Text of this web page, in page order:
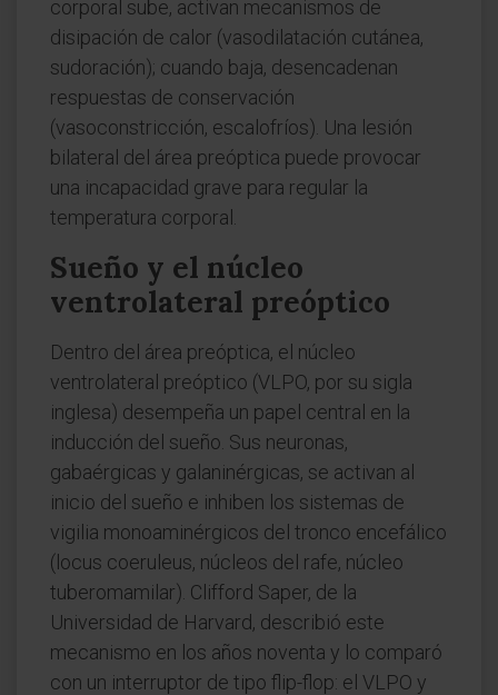
corporal sube, activan mecanismos de
disipación de calor (vasodilatación cutánea,
sudoración); cuando baja, desencadenan
respuestas de conservación
(vasoconstricción, escalofríos). Una lesión
bilateral del área preóptica puede provocar
una incapacidad grave para regular la
temperatura corporal.
Sueño y el núcleo
ventrolateral preóptico
Dentro del área preóptica, el núcleo
ventrolateral preóptico (VLPO, por su sigla
inglesa) desempeña un papel central en la
inducción del sueño. Sus neuronas,
gabaérgicas y galaninérgicas, se activan al
inicio del sueño e inhiben los sistemas de
vigilia monoaminérgicos del tronco encefálico
(locus coeruleus, núcleos del rafe, núcleo
tuberomamilar). Clifford Saper, de la
Universidad de Harvard, describió este
mecanismo en los años noventa y lo comparó
con un interruptor de tipo flip-flop: el VLPO y